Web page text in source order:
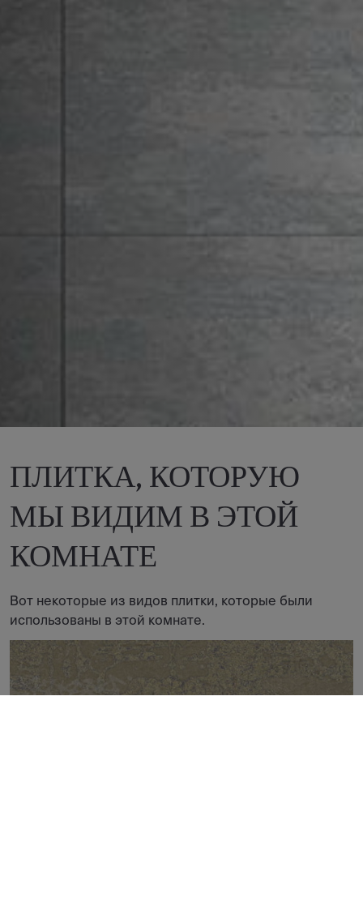
ПЛИТКА, КОТОРУЮ
МЫ ВИДИМ В ЭТОЙ
КОМНАТЕ
Вот некоторые из видов плитки, которые были
использованы в этой комнате.